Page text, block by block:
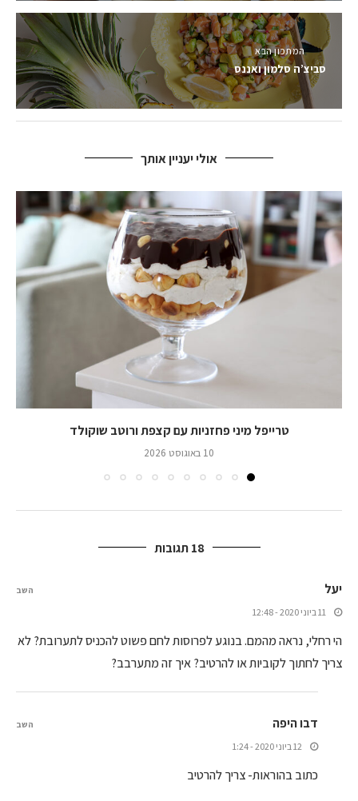
המתכון הבא
סביצ’ה סלמון ואננס
אולי יעניין אותך
טרייפל מיני פחזניות עם קצפת ורוטב שוקולד
10 באוגוסט 2026
18 תגובות
יעל
11 ביוני 2020 - 12:48
הי רחלי, נראה מהמם. בנוגע לפרוסות לחם פשוט להכניס לתערובת? לא
צריך לחתוך לקוביות או להרטיב? איך זה מתערבב?
השב
דבו היפה
12 ביוני 2020 - 1:24
כתוב בהוראות- צריך להרטיב
השב